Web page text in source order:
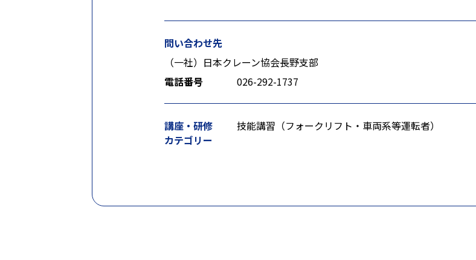
問い合わせ先
（一社）日本クレーン協会長野支部
電話番号
026-292-1737
講座・研修
カテゴリー
技能講習（フォークリフト・車両系等運転者）